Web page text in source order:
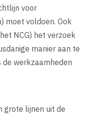
voor
moet voldoen. Ook
NCG) het verzoek
manier aan te
werkzaamheden
grote lijnen uit de